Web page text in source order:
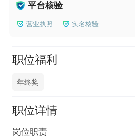
平台核验
营业执照 实名核验
职位福利
年终奖
职位详情
岗位职责